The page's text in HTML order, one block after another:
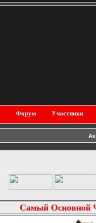
Форум Участники
Самый Основной